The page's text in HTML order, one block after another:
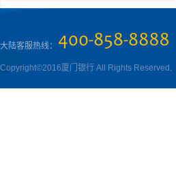
大陆客服热线：
Copyright©2016厦门银行 All Rights Reserved.